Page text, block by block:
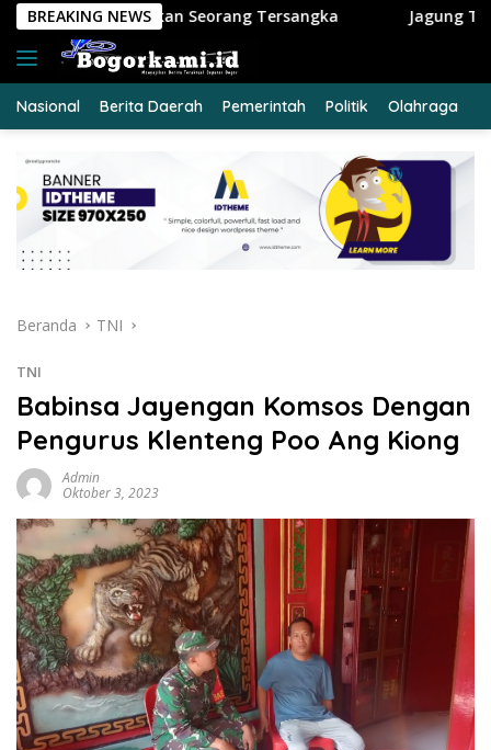
Langsung
konten
BREAKING NEWS
Tersangka Jagung Tumbuh, Harapan Menguat:
Nasional Berita Daerah Pemerintah Politik Olahraga
Beranda TNI
TNI
Babinsa Jayengan Komsos Dengan
Pengurus Klenteng Poo Ang Kiong
Admin
Oktober 3, 2023